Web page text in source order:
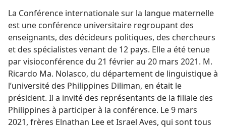
La Conférence internationale sur la langue maternelle
est une conférence universitaire regroupant des
enseignants, des décideurs politiques, des chercheurs
et des spécialistes venant de 12 pays. Elle a été tenue
par visioconférence du 21 février au 20 mars 2021. M.
Ricardo Ma. Nolasco, du département de linguistique à
l’université des Philippines Diliman, en était le
président. Il a invité des représentants de la filiale des
Philippines à participer à la conférence. Le 9 mars
2021, frères Elnathan Lee et Israel Aves, qui sont tous